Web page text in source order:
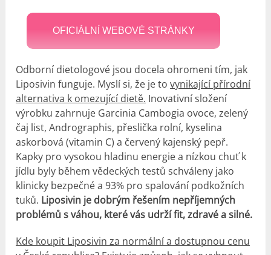
OFICIÁLNÍ WEBOVÉ STRÁNKY
Odborní dietologové jsou docela ohromeni tím, jak
Liposivin funguje. Myslí si, že je tovynikající přírodní
alternativa k omezující dietě. Inovativní složení
výrobku zahrnuje Garcinia Cambogia ovoce, zelený
čaj list, Andrographis, přeslička rolní, kyselina
askorbová (vitamin C) a červený kajenský pepř.
Kapky pro vysokou hladinu energie a nízkou chuť k
jídlu byly během vědeckých testů schváleny jako
klinicky bezpečné a 93% pro spalování podkožních
tuků. Liposivin je dobrým řešením nepříjemných
problémů s váhou, které vás udrží fit, zdravé a silné.
Kde koupit Liposivin za normální a dostupnou cenu